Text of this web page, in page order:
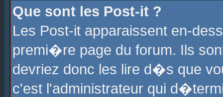
Que sont les Post-it ?
Les Post-it apparaissent en-
premi�re page du forum. Ils
devriez donc les lire d�s que
c'est l'administrateur qui